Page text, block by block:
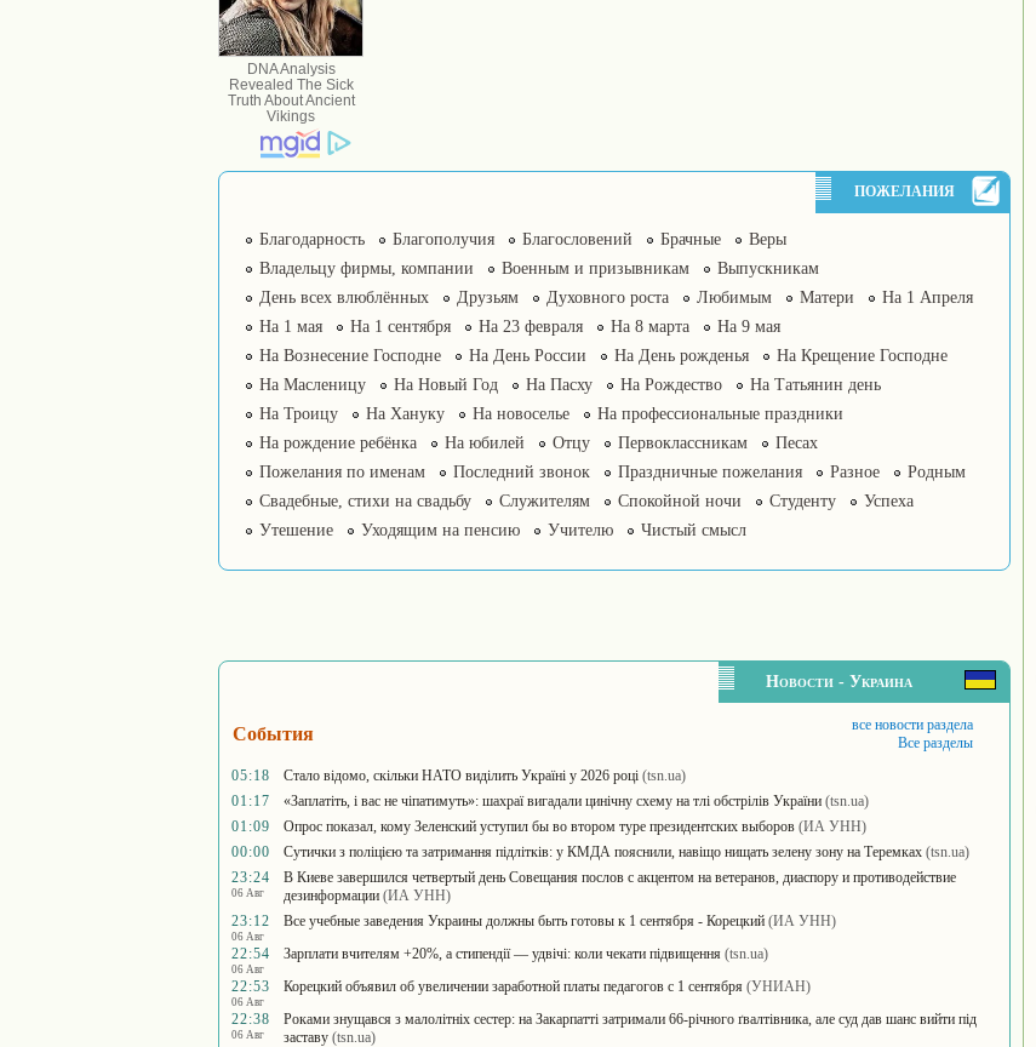
ПОЖЕЛАНИЯ
Благодарность Благополучия Благословений Брачные
Веры
Владельцу фирмы, компании
Военным и призывникам
Выпускникам
День всех влюблённых
Друзьям Духовного роста Любимым Матери
На 1 Апреля
На 1 мая
На 1 сентября На 23 февраля На 8 марта
На 9 мая
На Вознесение Господне
На День России На День рожденья
На Крещение Господне
На Масленицу
На Новый Год На Пасху На Рождество
На Татьянин день
На Троицу
На Хануку На новоселье
На профессиональные праздники
На рождение ребёнка
На юбилей Отцу Первоклассникам
Песах
Пожелания по именам
Последний звонок Праздничные пожелания Разное
Родным
Свадебные, стихи на свадьбу
Служителям Спокойной ночи Студенту
Успеха
Утешение
Уходящим на пенсию Учителю Чистый смысл
Новости - Украина
События
все новости раздела
Все разделы
05:18
Стало відомо, скільки НАТО виділить Україні у 2026 році (tsn.ua)
01:17
«Заплатіть, і вас не чіпатимуть»: шахраї вигадали цинічну схему на тлі обстрілів України (tsn.ua)
01:09
Опрос показал, кому Зеленский уступил бы во втором туре президентских выборов (ИА УНН)
00:00
Сутички з поліцією та затримання підлітків: у КМДА пояснили, навіщо нищать зелену зону на Теремках (tsn.ua)
23:24
06 Авг
В Киеве завершился четвертый день Совещания послов с акцентом на ветеранов, диаспору и противодействие
дезинформации (ИА УНН)
23:12
06 Авг
Все учебные заведения Украины должны быть готовы к 1 сентября - Корецкий (ИА УНН)
22:54
06 Авг
Зарплати вчителям +20%, а стипендії — удвічі: коли чекати підвищення (tsn.ua)
22:53
06 Авг
Корецкий объявил об увеличении заработной платы педагогов с 1 сентября (УНИАН)
22:38
06 Авг
Роками знущався з малолітніх сестер: на Закарпатті затримали 66-річного ґвалтівника, але суд дав шанс вийти під
заставу (tsn.ua)